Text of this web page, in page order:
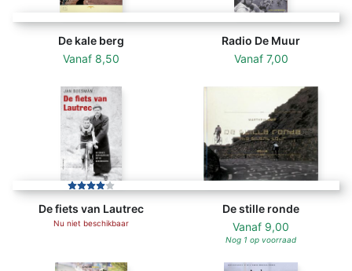
De kale berg
Vanaf 8,50
Radio De Muur
Vanaf 7,00
De fiets van Lautrec
Nu niet beschikbaar
De stille ronde
Vanaf 9,00
Nog 1 op voorraad